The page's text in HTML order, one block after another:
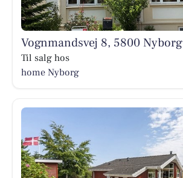
Vognmandsvej 8, 5800 Nyborg
Til salg hos
home Nyborg